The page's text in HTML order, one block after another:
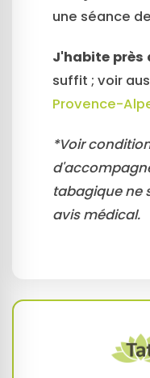
une séance
J'habite près
suffit ; voir
Provence-
*Voir
tabagique ne
avis médical.